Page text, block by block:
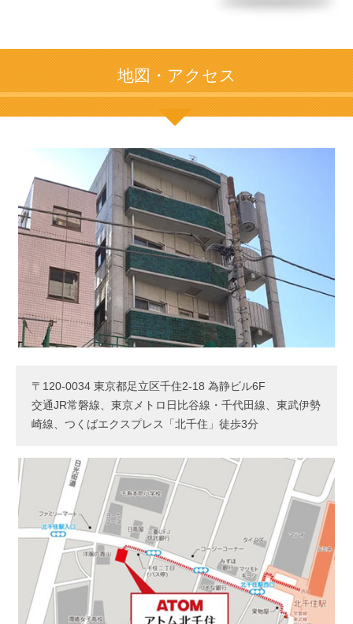
地図・アクセス
〒120-0034 東京都足立区千住2-18 為静ビル6F
交通JR常磐線、東京メトロ日比谷線・千代田線、東武伊勢
崎線、つくばエクスプレス「北千住」徒歩3分